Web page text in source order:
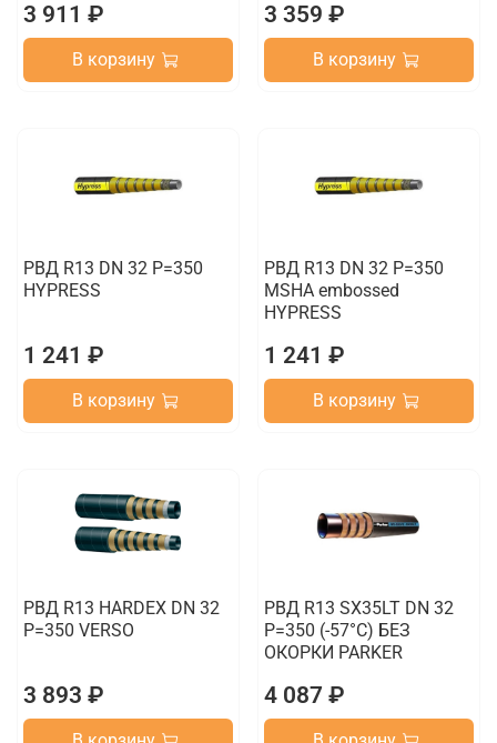
3 911 ₽
В корзину
3 359 ₽
В корзину
РВД R13 DN 32 P=350
HYPRESS
1 241 ₽
В корзину
РВД R13 DN 32 P=350
MSHA embossed
HYPRESS
1 241 ₽
В корзину
РВД R13 HARDEX DN 32
P=350 VERSO
3 893 ₽
РВД R13 SX35LT DN 32
P=350 (-57°C) БЕЗ
ОКОРКИ PARKER
4 087 ₽